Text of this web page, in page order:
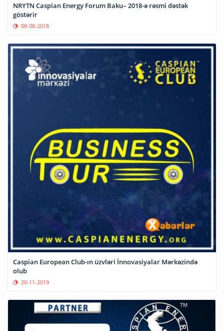
NRYTN Caspian Energy Forum Baku– 2018-ə rəsmi dəstək
göstərir
08-08-2018
Caspian European Club-ın üzvləri İnnovasiyalar Mərkəzində
olub
20-11-2019